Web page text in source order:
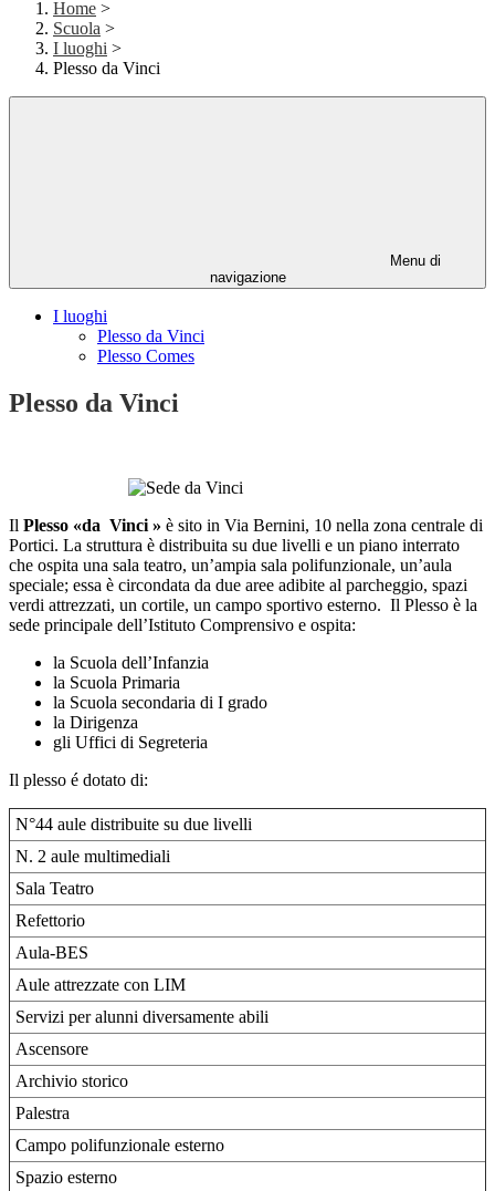
Home >
Scuola >
I luoghi >
Plesso da Vinci
Menu di
navigazione
I luoghi
Plesso da Vinci
Plesso Comes
Plesso da Vinci
Il Plesso «da Vinci » è sito in Via Bernini, 10 nella zona centrale di
Portici. La struttura è distribuita su due livelli e un piano interrato
che ospita una sala teatro, un’ampia sala polifunzionale, un’aula
speciale; essa è circondata da due aree adibite al parcheggio, spazi
verdi attrezzati, un cortile, un campo sportivo esterno. Il Plesso è la
sede principale dell’Istituto Comprensivo e ospita:
la Scuola dell’Infanzia
la Scuola Primaria
la Scuola secondaria di I grado
la Dirigenza
gli Uffici di Segreteria
Il plesso é dotato di:
N°44 aule distribuite su due livelli
N. 2 aule multimediali
Sala Teatro
Refettorio
Aula-BES
Aule attrezzate con LIM
Servizi per alunni diversamente abili
Ascensore
Archivio storico
Palestra
Campo polifunzionale esterno
Spazio esterno